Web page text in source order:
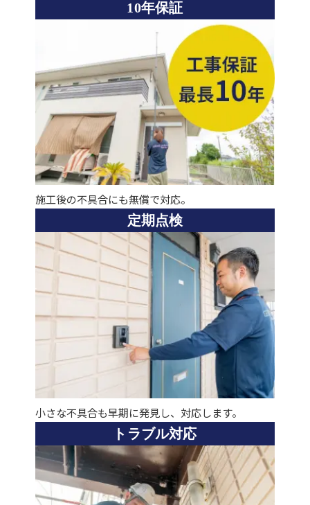
10年保証
施工後の不具合にも無償で対応。
定期点検
小さな不具合も早期に発見し、対応します。
トラブル対応